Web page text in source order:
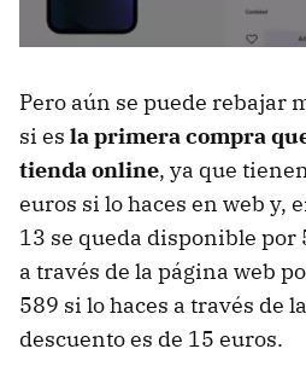
Pero aún se puede rebajar
si es la primera compra
tienda online, ya que
euros si lo haces en web y,
13 se queda disponible por
a través de la página web
589 si lo haces a través de
descuento es de 15 euros.